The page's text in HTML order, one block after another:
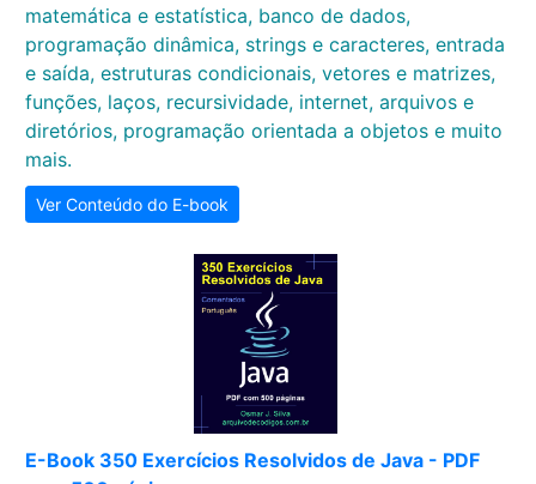
matemática e estatística, banco de dados,
programação dinâmica, strings e caracteres, entrada
e saída, estruturas condicionais, vetores e matrizes,
funções, laços, recursividade, internet, arquivos e
diretórios, programação orientada a objetos e muito
mais.
Ver Conteúdo do E-book
E-Book 350 Exercícios Resolvidos de Java - PDF